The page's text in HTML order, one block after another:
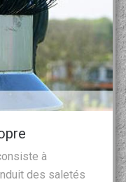
à
des saletés